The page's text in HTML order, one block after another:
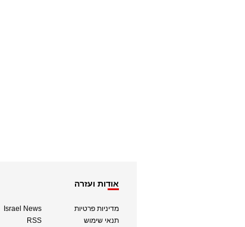
אודות ועזרה
מדיניות פרטיות
תנאי שימוש
Israel News
RSS